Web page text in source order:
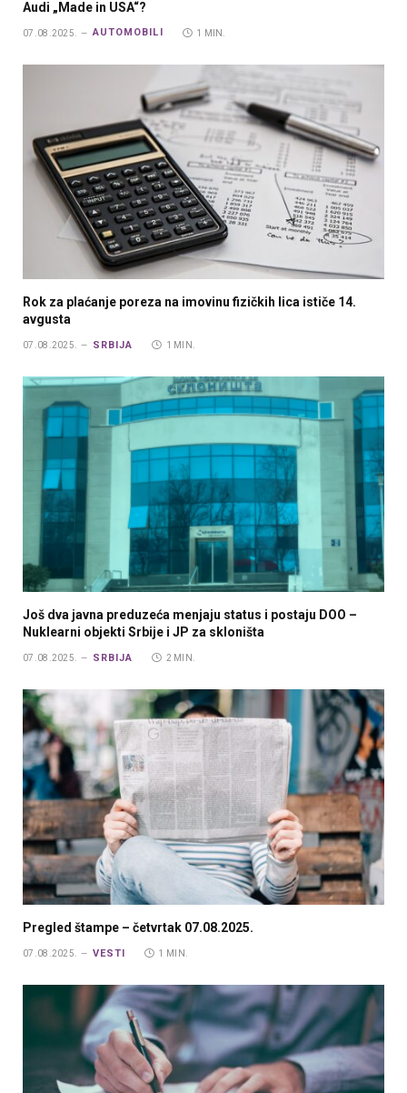
Audi „Made in USA“?
07.08.2025. AUTOMOBILI 1 MIN.
Rok za plaćanje poreza na imovinu fizičkih lica ističe 14.
avgusta
07.08.2025. SRBIJA 1 MIN.
Još dva javna preduzeća menjaju status i postaju DOO –
Nuklearni objekti Srbije i JP za skloništa
07.08.2025. SRBIJA 2 MIN.
Pregled štampe – četvrtak 07.08.2025.
07.08.2025. VESTI 1 MIN.